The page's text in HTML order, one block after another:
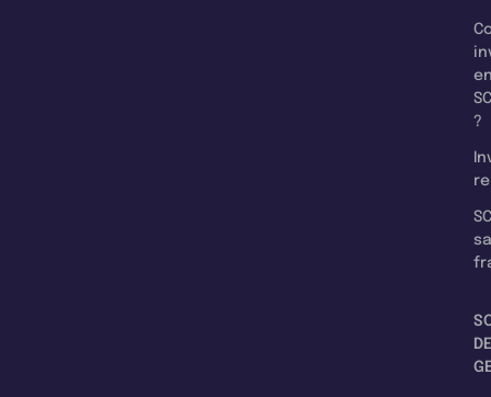
?
DE